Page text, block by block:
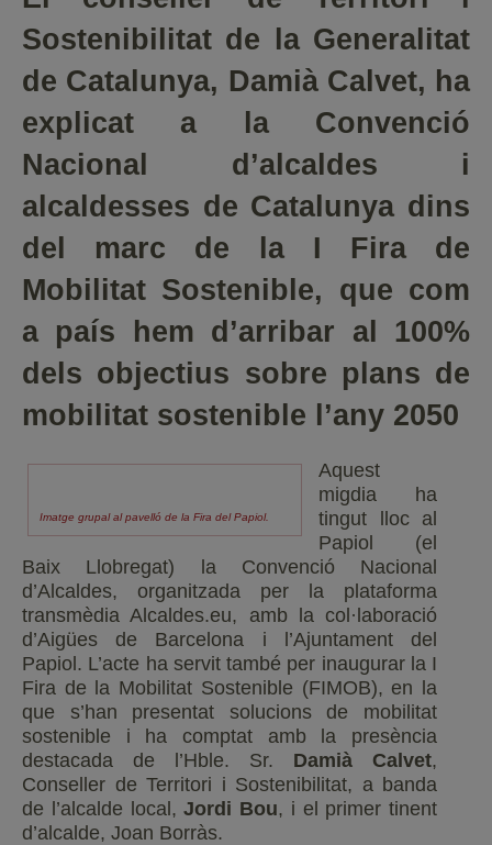
Sostenibilitat de la Generalitat
de Catalunya, Damià Calvet, ha
explicat a la Convenció
Nacional d’alcaldes i
alcaldesses de Catalunya dins
del marc de la I Fira de
Mobilitat Sostenible, que com
a país hem d’arribar al 100%
dels objectius sobre plans de
mobilitat sostenible l’any 2050
Imatge grupal al pavelló de la Fira del Papiol.
Aquest
migdia ha
tingut lloc al
Papiol (el
Baix Llobregat) la Convenció Nacional
d’Alcaldes, organitzada per la plataforma
transmèdia Alcaldes.eu, amb la col·laboració
d’Aigües de Barcelona i l’Ajuntament del
Papiol. L’acte ha servit també per inaugurar la I
Fira de la Mobilitat Sostenible (FIMOB), en la
que s’han presentat solucions de mobilitat
sostenible i ha comptat amb la presència
destacada de l’Hble. Sr. Damià Calvet,
Conseller de Territori i Sostenibilitat, a banda
de l’alcalde local,Jordi Bou, i el primer tinent
d’alcalde, Joan Borràs.